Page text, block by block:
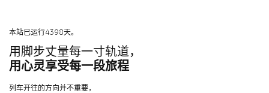
本站已运行4398天。
用脚步丈量每一寸轨道，
用心灵享受每一段旅程
列车开往的方向并不重要，